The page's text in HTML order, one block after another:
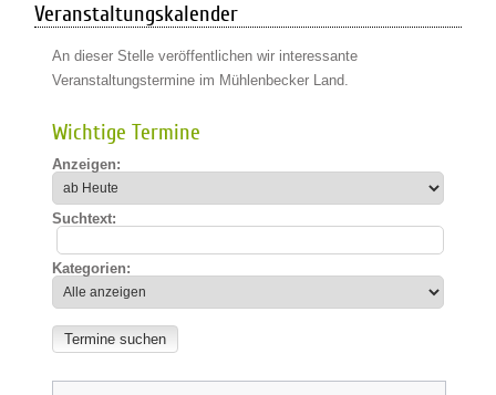
Veranstaltungskalender
An dieser Stelle veröffentlichen wir interessante
Veranstaltungstermine im Mühlenbecker Land.
Wichtige Termine
Anzeigen:
Suchtext:
Kategorien: